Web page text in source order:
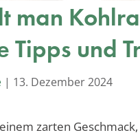
man
Tipps und
| 13. Dezember 2024
zarten